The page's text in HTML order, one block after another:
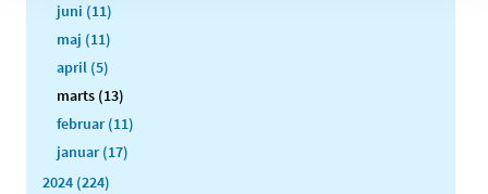
juni (11)
maj (11)
april (5)
marts (13)
februar (11)
januar (17)
2024 (224)